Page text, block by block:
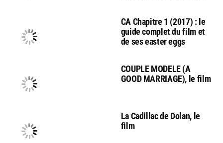
CA Chapitre 1 (2017) : le
guide complet du film et
de ses easter eggs
COUPLE MODELE (A
GOOD MARRIAGE), le film
La Cadillac de Dolan, le
film